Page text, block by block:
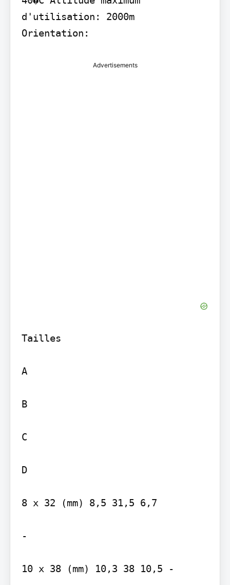
d'utilisation: 2000m
Advertisements
Tailles
A
B
C
D
8 x 32 (mm) 8,5 31,5 6,7
-
10 x 38 (mm) 10,3 38 10,5 -